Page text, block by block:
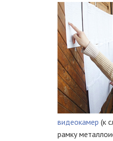
видеокамер (к
рамку